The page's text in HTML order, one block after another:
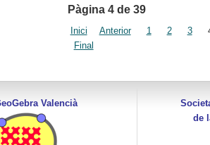
Pàgina 4 de 39
Inici Anterior 1 2 3
Final
Valencià
de